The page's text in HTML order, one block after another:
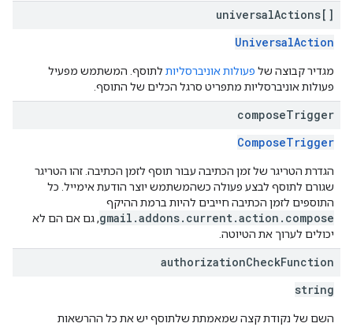
universalActions[]
UniversalAction
מגדיר קבוצה של פעולות אוניברסליות לתוסף. המשתמש מפעיל
פעולות אוניברסליות מתפריט סרגל הכלים של התוסף.
composeTrigger
ComposeTrigger
הגדרת הטריגר של זמן הכתיבה עבור תוסף לזמן הכתיבה. זהו הטריגר
שגורם לתוסף לבצע פעולה כשהמשתמש יוצר הודעת אימייל. כל
התוספים לזמן הכתיבה חייבים להיות ברמת ההיקף
gmail.addons.current.action.compose, גם אם הם לא
יכולים לערוך את הטיוטה.
authorizationCheckFunction
string
השם של נקודת קצה שמאמתת שלתוסף יש את כל ההרשאות